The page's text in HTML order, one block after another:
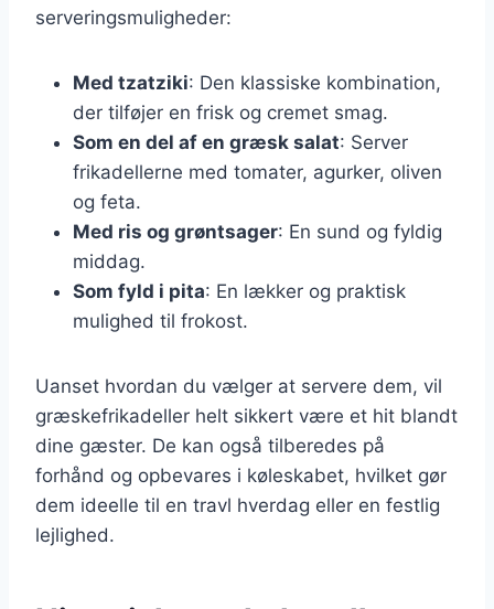
serveringsmuligheder:
Med tzatziki: Den klassiske kombination,
der tilføjer en frisk og cremet smag.
Som en del af en græsk salat: Server
frikadellerne med tomater, agurker, oliven
og feta.
Med ris og grøntsager: En sund og fyldig
middag.
Som fyld i pita: En lækker og praktisk
mulighed til frokost.
Uanset hvordan du vælger at servere dem, vil
græskefrikadeller helt sikkert være et hit blandt
dine gæster. De kan også tilberedes på
forhånd og opbevares i køleskabet, hvilket gør
dem ideelle til en travl hverdag eller en festlig
lejlighed.